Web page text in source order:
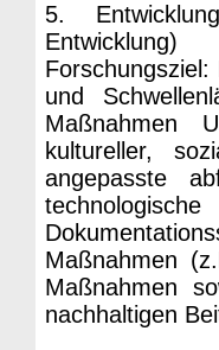
5.
Entwicklung)
und
Maßnahmen
kultureller,
angepasste
Maßnahmen
Maßnahmen
nachhaltigen